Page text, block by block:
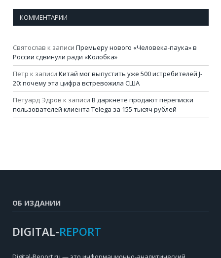
КОММЕНТАРИИ
Святослав к записи Премьеру нового «Человека-паука» в
России сдвинули ради «Колобка»
Петр к записи Китай мог выпустить уже 500 истребителей J-
20: почему эта цифра встревожила США
Петуард Эдров к записи В даркнете продают переписки
пользователей клиента Telega за 155 тысяч рублей
ОБ ИЗДАНИИ
DIGITAL-REPORT